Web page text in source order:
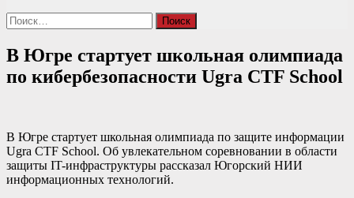
Найти:
В Югре стартует школьная олимпиада
по кибербезопасности Ugra CTF School
В Югре стартует школьная олимпиада по защите информации
Ugra CTF School. Об увлекательном соревновании в области
защиты IT-инфраструктуры рассказал Югорский НИИ
информационных технологий.